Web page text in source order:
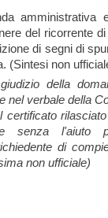
amministrativa
del ricorrente
di segni di
(Sintesi non
della
nel verbale della
senza l'aiuto
di
non ufficiale)